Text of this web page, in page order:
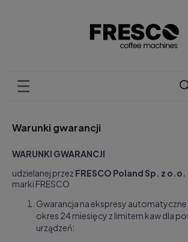
Warunki gwarancji
WARUNKI GWARANCJI
udzielanej przez FRESCO Poland Sp. z o.o.
marki FRESCO
Gwarancja na ekspresy automatyczne
okres 24 miesięcy z limitem kaw dla
urządzeń: